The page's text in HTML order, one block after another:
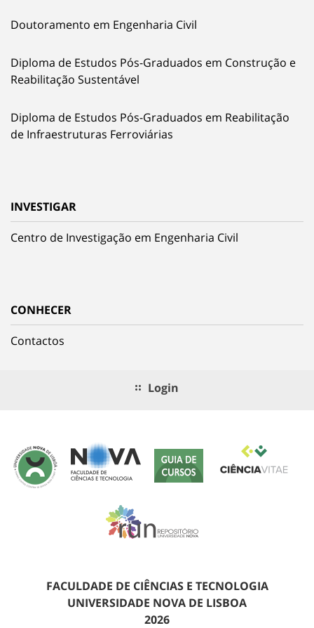
Doutoramento em Engenharia Civil
Diploma de Estudos Pós-Graduados em Construção e
Reabilitação Sustentável
Diploma de Estudos Pós-Graduados em Reabilitação
de Infraestruturas Ferroviárias
INVESTIGAR
Centro de Investigação em Engenharia Civil
CONHECER
Contactos
Login
FACULDADE DE CIÊNCIAS E TECNOLOGIA
UNIVERSIDADE NOVA DE LISBOA
2026